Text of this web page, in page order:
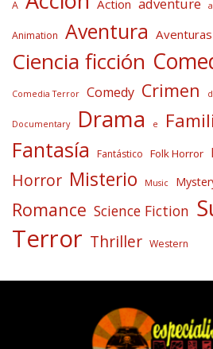
A Action adventure
Animation Aventura Aventuras
Ciencia ficción
Comedia Terror Comedy Crimen d
Documentary Drama e
Fantasía Fantástico Folk Horror
Horror Misterio Music
Romance Science Fiction
Terror Thriller Western